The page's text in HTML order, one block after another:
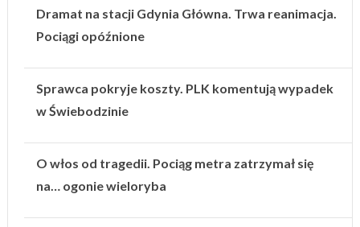
Dramat na stacji Gdynia Główna. Trwa reanimacja.
Pociągi opóźnione
Sprawca pokryje koszty. PLK komentują wypadek
w Świebodzinie
O włos od tragedii. Pociąg metra zatrzymał się
na… ogonie wieloryba